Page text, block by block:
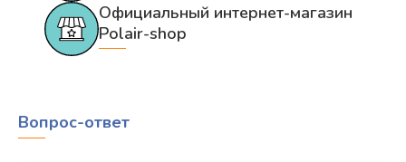
Официальный интернет-магазин
Polair-shop
Вопрос-ответ